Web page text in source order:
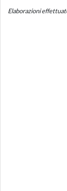
Elaborazioni